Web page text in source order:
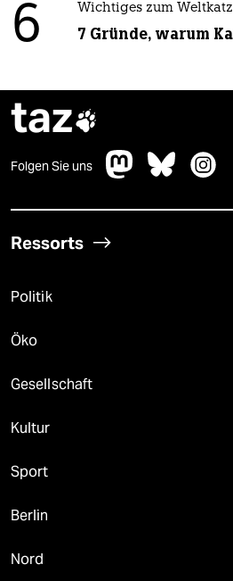
6 Wichtiges zum
7 Gründe, warum
taz
Folgen Sie uns
Ressorts
Politik
Öko
Gesellschaft
Kultur
Sport
Berlin
Nord